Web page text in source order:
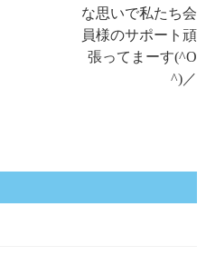
な思いで私たち会
員様のサポート頑
張ってまーす(^O
^)／